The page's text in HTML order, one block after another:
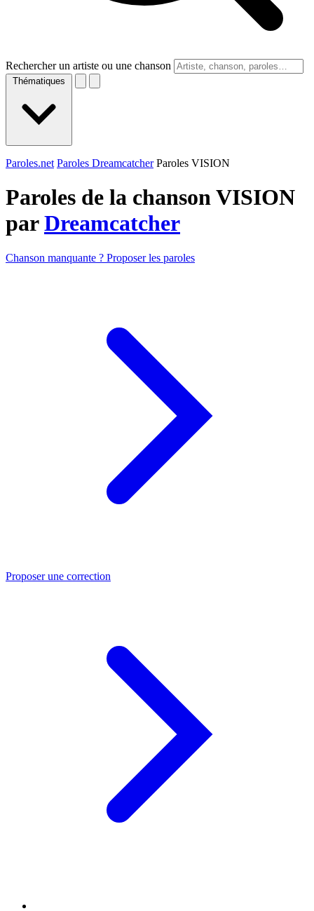
Rechercher un artiste ou une chanson
Thématiques
Paroles.net Paroles Dreamcatcher Paroles VISION
Paroles de la chanson VISION
parDreamcatcher
Chanson manquante ? Proposer les paroles
Proposer une correction